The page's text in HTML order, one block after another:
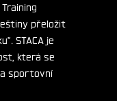
přeložit
STACA je
která se
sportovní